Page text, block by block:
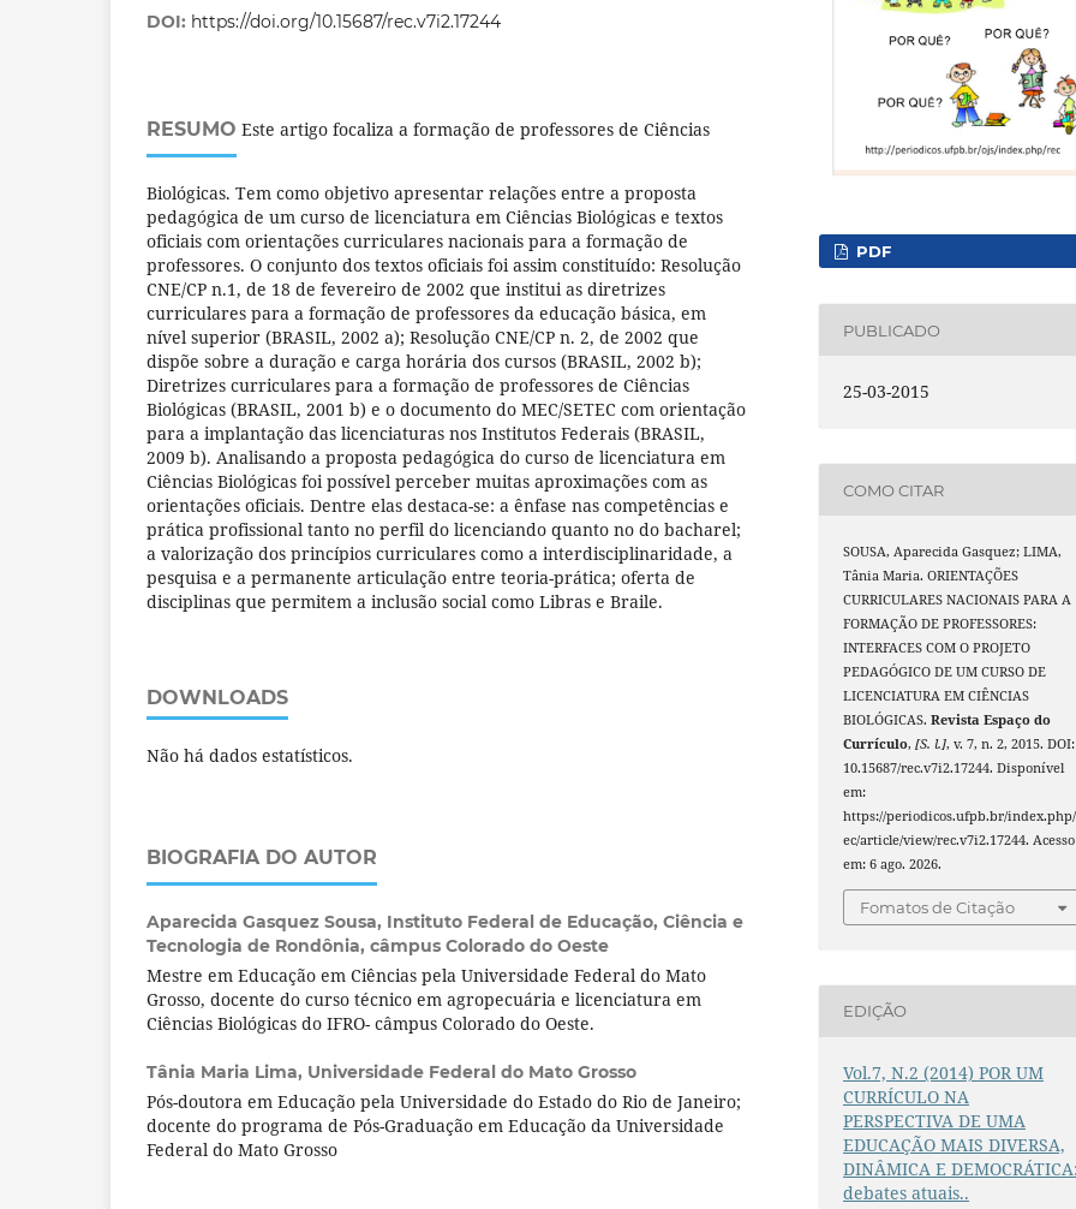
DOI: https://doi.org/10.15687/rec.v7i2.17244
RESUMO Este artigo focaliza a formação de professores de Ciências
Biológicas. Tem como objetivo apresentar relações entre a proposta
pedagógica de um curso de licenciatura em Ciências Biológicas e textos
oficiais com orientações curriculares nacionais para a formação de
professores. O conjunto dos textos oficiais foi assim constituído: Resolução
CNE/CP n.1, de 18 de fevereiro de 2002 que institui as diretrizes
curriculares para a formação de professores da educação básica, em
nível superior (BRASIL, 2002 a); Resolução CNE/CP n. 2, de 2002 que
dispõe sobre a duração e carga horária dos cursos (BRASIL, 2002 b);
Diretrizes curriculares para a formação de professores de Ciências
Biológicas (BRASIL, 2001 b) e o documento do MEC/SETEC com orientação
para a implantação das licenciaturas nos Institutos Federais (BRASIL,
2009 b). Analisando a proposta pedagógica do curso de licenciatura em
Ciências Biológicas foi possível perceber muitas aproximações com as
orientações oficiais. Dentre elas destaca-se: a ênfase nas competências e
prática profissional tanto no perfil do licenciando quanto no do bacharel;
a valorização dos princípios curriculares como a interdisciplinaridade, a
pesquisa e a permanente articulação entre teoria-prática; oferta de
disciplinas que permitem a inclusão social como Libras e Braile.
DOWNLOADS
Não há dados estatísticos.
BIOGRAFIA DO AUTOR
Aparecida Gasquez Sousa, Instituto Federal de Educação, Ciência e
Tecnologia de Rondônia, câmpus Colorado do Oeste
Mestre em Educação em Ciências pela Universidade Federal do Mato
Grosso, docente do curso técnico em agropecuária e licenciatura em
Ciências Biológicas do IFRO- câmpus Colorado do Oeste.
Tânia Maria Lima, Universidade Federal do Mato Grosso
Pós-doutora em Educação pela Universidade do Estado do Rio de Janeiro;
docente do programa de Pós-Graduação em Educação da Universidade
Federal do Mato Grosso
PDF
PUBLICADO
25-03-2015
COMO CITAR
SOUSA, Aparecida Gasquez; LIMA,
Tânia Maria. ORIENTAÇÕES
CURRICULARES NACIONAIS PARA A
FORMAÇÃO DE PROFESSORES:
INTERFACES COM O PROJETO
PEDAGÓGICO DE UM CURSO DE
LICENCIATURA EM CIÊNCIAS
BIOLÓGICAS.Revista Espaço do
Currículo,[S. l.], v. 7, n. 2, 2015. DOI:
10.15687/rec.v7i2.17244. Disponível
em:
https://periodicos.ufpb.br/
ec/article/view/rec.v7i2.17244. Acesso
em: 6 ago. 2026.
Fomatos de Citação
EDIÇÃO
Vol.7, N.2 (2014) POR UM
CURRÍCULO NA
PERSPECTIVA DE UMA
EDUCAÇÃO MAIS DIVERSA,
DINÂMICA E DEMOCRÁTICA:
debates atuais..